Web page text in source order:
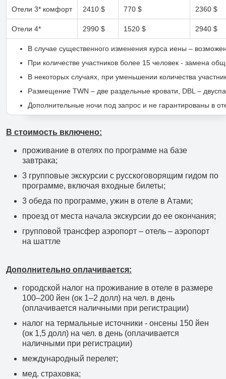
Отели 3* комфорт 2410 $ 770 $ 2360 $
Отели 4* 2990 $ 1520 $ 2940 $
В случае существенного изменения курса иены –
При количестве участников более 15 человек - замена
В некоторых случаях, при уменьшении количества
Размещение TWN – две раздельные кровати, DBL –
Дополнительные ночи под запрос и не гарантированы в
В стоимость включено:
проживание в отелях по программе на базе
завтрака;
3 групповые экскурсии с русскоговорящим гидом по
программе, включая входные билеты;
3 обеда по программе, ужин в отеле в Атами;
проезд от места начала экскурсии до ее окончания;
групповой трансфер аэропорт – отель – аэропорт
на шаттле
Дополнительно оплачивается:
городской налог на проживание в отеле в размере
100–200 йен (ок 1–2 долл) на чел. в день
(оплачивается наличными при регистрации)
налог на термальные источники - онсены 150 йен
(ок 1,5 долл) на чел. в день (оплачивается
наличными при регистрации)
международный перелет;
мед. страховка;